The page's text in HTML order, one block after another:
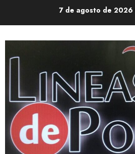
7 de agosto de 2026